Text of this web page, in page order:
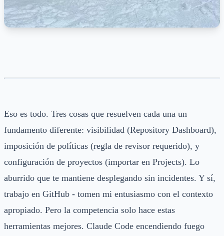
Eso es todo. Tres cosas que resuelven cada una un
fundamento diferente: visibilidad (Repository Dashboard),
imposición de políticas (regla de revisor requerido), y
configuración de proyectos (importar en Projects). Lo
aburrido que te mantiene desplegando sin incidentes. Y sí,
trabajo en GitHub - tomen mi entusiasmo con el contexto
apropiado. Pero la competencia solo hace estas
herramientas mejores. Claude Code encendiendo fuego